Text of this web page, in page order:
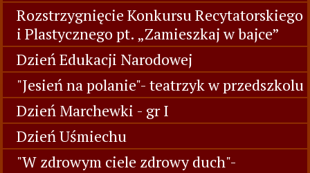
Rozstrzygnięcie Konkursu Recytatorskiego
i Plastycznego pt. „Zamieszkaj w bajce”
Dzień Edukacji Narodowej
"Jesień na polanie"- teatrzyk w przedszkolu
Dzień Marchewki - gr I
Dzień Uśmiechu
"W zdrowym ciele zdrowy duch"-